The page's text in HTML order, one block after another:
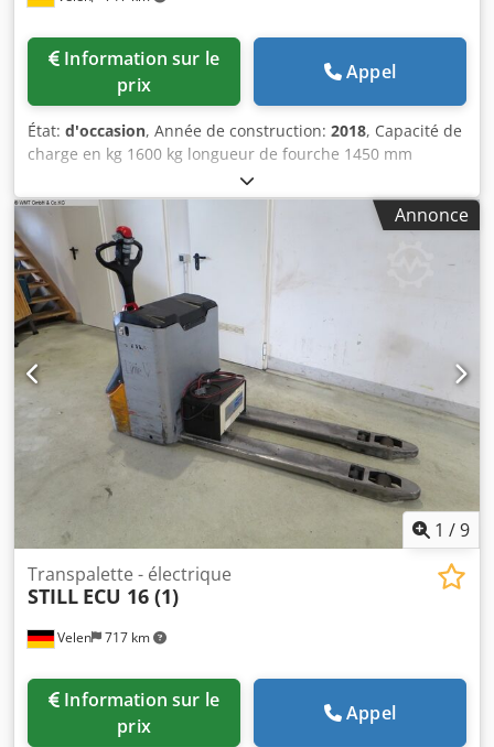
prix
Appel
État: d'occasion, Année de construction: 2018, Capacité de
charge en kg 1600 kg longueur de fourche 1450 mm
hauteur de levage 200 mm hauteur de construction 1150
mm Poids de la machine environ 0,68 t Encombrement
environ 2,05 x 0,72 x 1,15 m y compris le chargeur
Dwedpfx Asxpxq Roavea
Annonce
1 /9
Velen 717 km
Transpalette - électrique
STILL ECU 16 (1)
prix
Appel